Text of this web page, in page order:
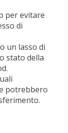
per evitare
di
un lasso di
stato della
potrebbero